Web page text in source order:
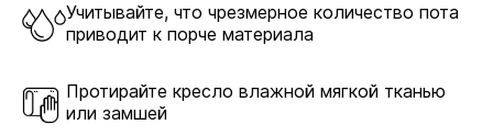
Пластик выдерживает большой вес и интенсивное
использование. Стальные и алюминиевые модели
отличаются повышенной прочностью,
долговечностью и презентабельным внешним
Учитывайте, что чрезмерное количество пота
приводит к порче материала
Протирайте кресло влажной мягкой тканью
или замшей